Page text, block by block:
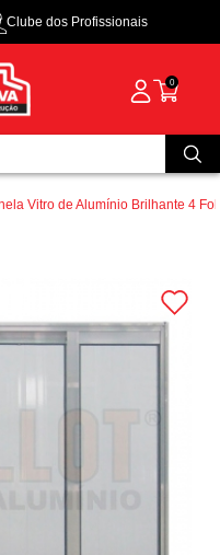
Clube dos Profissionais
0
Vitro de Alumínio Brilhante 4